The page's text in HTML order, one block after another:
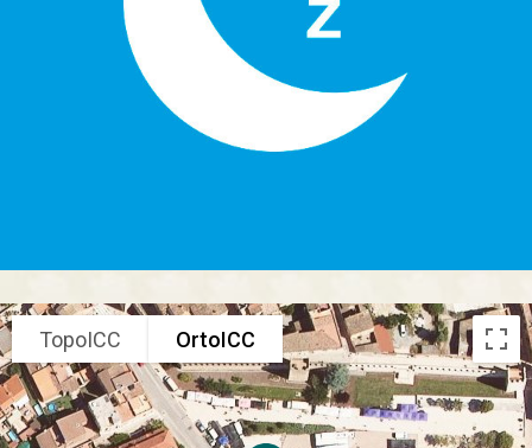
TopoICC OrtoICC